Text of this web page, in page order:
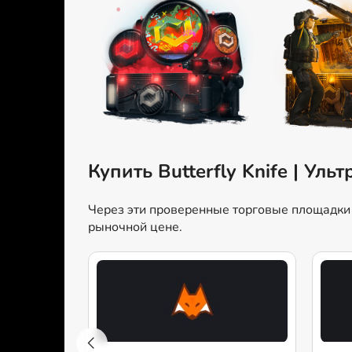
Купить Butterfly Knife |
Через эти проверенные торговые
рыночной цене.